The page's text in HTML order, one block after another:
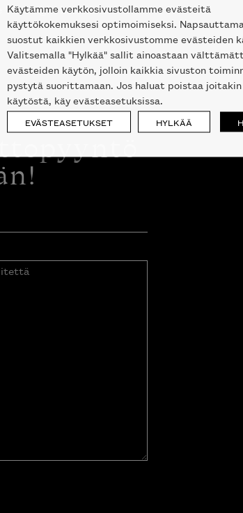
Helsingin keskustassa
Käytämme verkkosivustollamme evästeitä
käyttökokemuksesi optimoimiseksi.
suostut kaikkien verkkosivustomme evästeiden
Valitsemalla "Hylkää" sallit ainoastaan
evästeiden käytön, jolloin kaikkia sivuston
pystytä suorittamaan. Jos haluat poistaa
käytöstä, käy evästeasetuksissa.
EVÄSTEASETUKSET HYLKÄÄ